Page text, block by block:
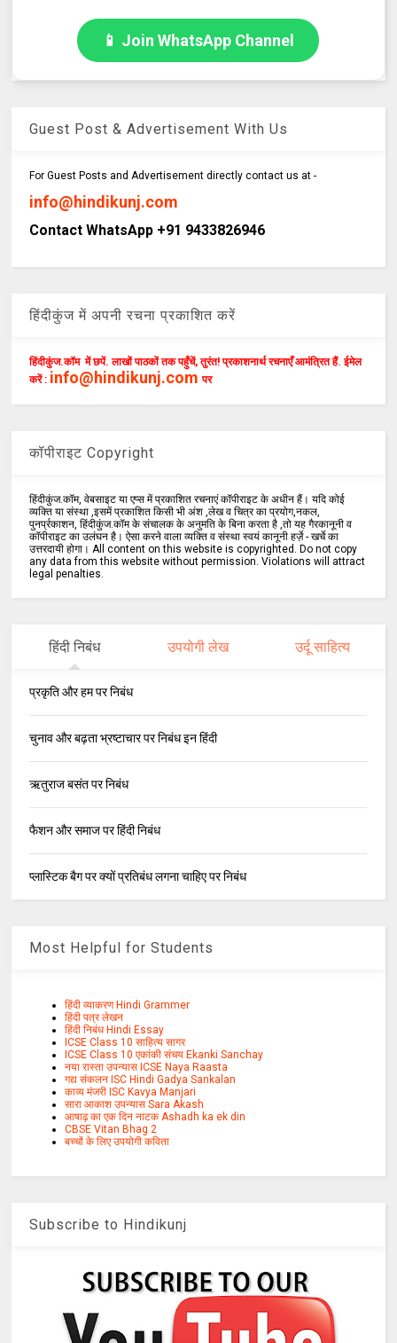
📱 Join WhatsApp Channel
Guest Post & Advertisement With Us
For Guest Posts and Advertisement directly contact us at -
info@hindikunj.com
Contact WhatsApp +91 9433826946
हिंदीकुंज में अपनी रचना प्रकाशित करें
हिंदीकुंज.कॉम में छपें. लाखों पाठकों तक पहुँचें, तुरंत! प्रकाशनार्थ रचनाएँ आमंत्रित हैं. ईमेल
करें : info@hindikunj.com पर
कॉपीराइट Copyright
हिंदीकुंज.कॉम, वेबसाइट या एप्स में प्रकाशित रचनाएं कॉपीराइट के अधीन हैं। यदि कोई
व्यक्ति या संस्था ,इसमें प्रकाशित किसी भी अंश ,लेख व चित्र का प्रयोग,नकल,
पुनर्प्रकाशन, हिंदीकुंज.कॉम के संचालक के अनुमति के बिना करता है ,तो यह गैरकानूनी व
कॉपीराइट का उलंघन है। ऐसा करने वाला व्यक्ति व संस्था स्वयं कानूनी हर्ज़े - खर्चे का
उत्तरदायी होगा। All content on this website is copyrighted. Do not copy
any data from this website without permission. Violations will attract
legal penalties.
हिंदी निबंध उपयोगी लेख उर्दू साहित्य
प्रकृति और हम पर निबंध
चुनाव और बढ़ता भ्रष्टाचार पर निबंध इन हिंदी
ऋतुराज बसंत पर निबंध
फैशन और समाज पर हिंदी निबंध
प्लास्टिक बैग पर क्यों प्रतिबंध लगना चाहिए पर निबंध
Most Helpful for Students
हिंदी व्याकरण Hindi Grammer
हिंदी पत्र लेखन
हिंदी निबंध Hindi Essay
ICSE Class 10 साहित्य सागर
ICSE Class 10 एकांकी संचय Ekanki Sanchay
नया रास्ता उपन्यास ICSE Naya Raasta
गद्य संकलन ISC Hindi Gadya Sankalan
काव्य मंजरी ISC Kavya Manjari
सारा आकाश उपन्यास Sara Akash
आषाढ़ का एक दिन नाटक Ashadh ka ek din
CBSE Vitan Bhag 2
बच्चों के लिए उपयोगी कविता
Subscribe to Hindikunj